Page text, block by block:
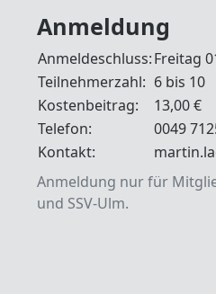
Anmeldung
Anmeldeschluss:Freitag
Teilnehmerzahl: 6 bis 10
Kostenbeitrag:
13,00 €
Telefon:
0049
Kontakt:
Anmeldung nur für
und SSV-Ulm.